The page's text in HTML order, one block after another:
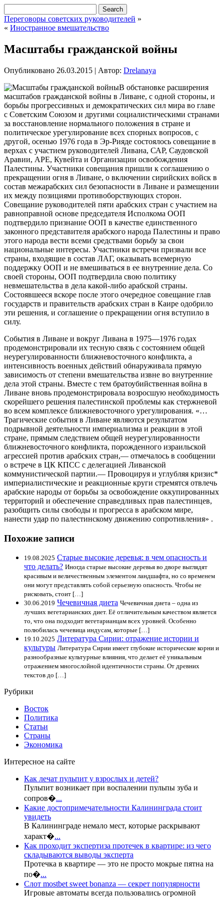
Переговоры советских руководителей »
« Иностранное вмешательство
Масштабы гражданской войны
Опубликовано 26.03.2015 | Автор: Drelanaya
В обстановке расширения
масштабов гражданской войны в Ливане, с одной стороны, и
борьбы прогрессивных и демократических сил мира во главе
с Советским Союзом и другими социалистическими странами
за восстановление нормального положения в стране и
политическое урегулирование всех спорных вопросов, с
другой, осенью 1976 года в Эр-Рияде состоялось совещание в
верхах с участием руководителей Ливана, САР, Саудовской
Аравии, АРЕ, Кувейта и Организации освобождения
Палестины. Участники совещания пришли к соглашению о
прекращении огня в Ливане, о включении сирийских войск в
состав межарабских сил безопасности в Ливане и размещении
их между позициями противоборствующих сторон.
Совещание руководителей пяти арабских стран с участием на
равноправной основе председателя Исполкома ООП
подтвердило признание ООП в качестве единственного
законного представителя арабского народа Палестины и право
этого народа вести всеми средствами борьбу за свои
национальные интересы. Участники встречи призвали все
страны, входящие в состав ЛАГ, оказывать всемерную
поддержку ООП и не вмешиваться в ее внутренние дела. Со
своей стороны, ООП подтвердила свою политику
невмешательства в дела какой-либо арабской страны.
Состоявшееся вскоре после этого очередное совещание глав
государств и правительств арабских стран в Каире одобрило
эти решения, и соглашение о прекращении огня вступило в
силу.
События в Ливане и вокруг Ливана в 1975—1976 годах
продемонстрировали их тесную связь с состоянием общей
неурегулированности ближневосточного конфликта, а
интенсивность военных действий обнаруживала прямую
зависимость от степени вмешательства извне во внутренние
дела этой страны. Вместе с тем братоубийственная война в
Ливане вновь продемонстрировала возросшую необходимость
скорейшего решения палестинской проблемы как стержневой
во всем комплексе ближневосточного урегулирования. «…
Трагические события в Ливане являются результатом
подрывной деятельности империализма и реакции в этой
стране, прямым следствием общей неурегулированности
ближневосточного конфликта, порожденного израильской
агрессией против арабских стран,— отмечалось в сообщении
о встрече в ЦК КПСС с делегацией Ливанской
коммунистической партии.— Провоцируя и углубляя кризис*
империалистические и реакционные круги стремятся отвлечь
арабские народы от борьбы за освобождение оккупированных
территорий и обеспечение справедливых прав палестинцев,
разобщить силы свободы и прогресса в арабском мире,
нанести удар по палестинскому движению сопротивления» .
Похожие записи
19.08.2025 Старые высокие деревья: в чем опасность и
что делать? Иногда старые высокие деревья во дворе выглядят
красивым и величественным элементом ландшафта, но со временем
они могут представлять собой серьезную опасность. Чтобы не
рисковать, стоит […]
30.06.2019 Чечевичная диета Чечевичная диета – одна из
лучших вегетарианских диет. Её отличительным качеством является
то, что она подходит вегетарианцам всех уровней. Особенно
полюбилась чечевица индусам, которые […]
19.10.2025 Литература Сирии: отражение истории и
культуры Литература Сирии имеет глубокие исторические корни и
разнообразные культурные влияния, что делает её уникальным
отражением многослойной идентичности страны. От древних
текстов до […]
Рубрики
Восток
Политика
Статьи
Страны
Экономика
Интересное на сайте
Как лечат пульпит у взрослых и детей?
Пульпит возникает при воспалении пульпы зуба и
сопров�...
Какие достопримечательности Калининграда стоит
увидеть
В Калининграде немало мест, которые раскрывают
характ�...
Как проходит экспертиза протечек в квартире: из чего
складываются выводы эксперта
Протечка в квартире — это не просто мокрые пятна на
по�...
Слот mostbet sweet bonanza — секрет популярности
Игровые автоматы всегда пользовались огромной